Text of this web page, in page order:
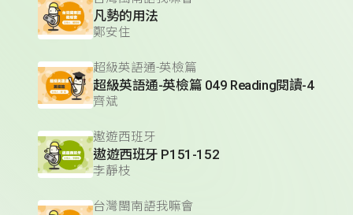
凡勢的用法
鄭安住
超級英語通-英檢篇
超級英語通-英檢篇 049 Reading閱讀-4
齊斌
遨遊西班牙
遨遊西班牙 P151-152
李靜枝
台灣閩南語我嘛會